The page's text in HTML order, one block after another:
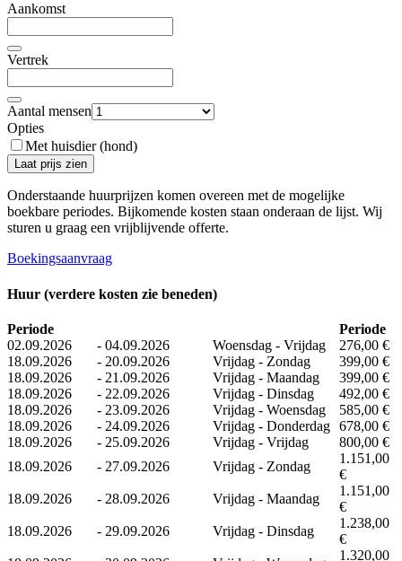
Aankomst
Vertrek
Aantal mensen
Opties
Met huisdier (hond)
Laat prijs zien
Onderstaande huurprijzen komen overeen met de mogelijke
boekbare periodes. Bijkomende kosten staan ​​onderaan de lijst. Wij
sturen u graag een vrijblijvende offerte.
Boekingsaanvraag
Huur (verdere kosten zie beneden)
Periode
Periode
02.09.2026
- 04.09.2026 Woensdag - Vrijdag
276,00 €
18.09.2026
- 20.09.2026 Vrijdag - Zondag
399,00 €
18.09.2026
- 21.09.2026 Vrijdag - Maandag
399,00 €
18.09.2026
- 22.09.2026 Vrijdag - Dinsdag
492,00 €
18.09.2026
- 23.09.2026 Vrijdag - Woensdag
585,00 €
18.09.2026
- 24.09.2026 Vrijdag - Donderdag 678,00 €
18.09.2026
- 25.09.2026 Vrijdag - Vrijdag
800,00 €
18.09.2026
- 27.09.2026 Vrijdag - Zondag
1.151,00
€
18.09.2026
- 28.09.2026 Vrijdag - Maandag
1.151,00
€
18.09.2026
- 29.09.2026 Vrijdag - Dinsdag
1.238,00
€
1.320,00